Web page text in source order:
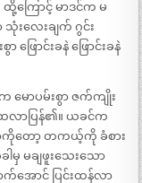
ကြောင့် မာဒင်က မ
းလေးချက် ဂွင်း
ောင်းခနဲ ဖြောင်းခနဲ
ောပမ်းစွာ ဇက်ကျိုး
လာပြန်၏။ ယခင်က
ာကိုတော့ တကယ့်ကို ခံစား
မှ မချဖူးသေးသော
အောင် ပြင်းထန်လာ